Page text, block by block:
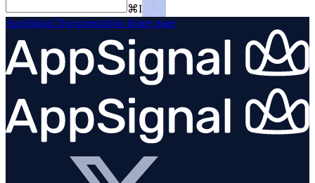
⌘I
AppSignal Documentation home page